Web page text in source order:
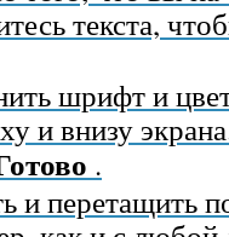
текста,
шрифт и
и внизу
.
и перетащить